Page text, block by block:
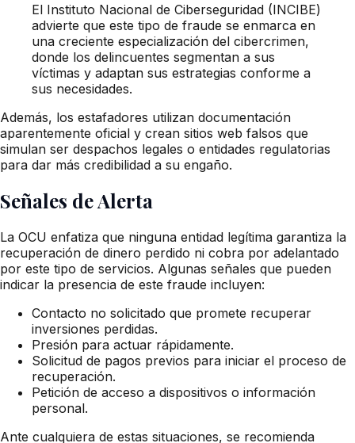
El Instituto Nacional de Ciberseguridad (INCIBE)
advierte que este tipo de fraude se enmarca en
una creciente especialización del cibercrimen,
donde los delincuentes segmentan a sus
víctimas y adaptan sus estrategias conforme a
sus necesidades.
Además, los estafadores utilizan documentación
aparentemente oficial y crean sitios web falsos que
simulan ser despachos legales o entidades regulatorias
para dar más credibilidad a su engaño.
Señales de Alerta
La OCU enfatiza que ninguna entidad legítima garantiza la
recuperación de dinero perdido ni cobra por adelantado
por este tipo de servicios. Algunas señales que pueden
indicar la presencia de este fraude incluyen:
Contacto no solicitado que promete recuperar
inversiones perdidas.
Presión para actuar rápidamente.
Solicitud de pagos previos para iniciar el proceso de
recuperación.
Petición de acceso a dispositivos o información
personal.
Ante cualquiera de estas situaciones, se recomienda